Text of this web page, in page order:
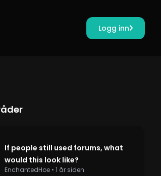
Logg inn
If people still used forums, what
would this look like?
EnchantedHoe • 1 år siden